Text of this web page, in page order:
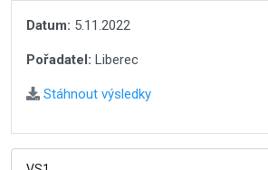
Datum: 5.11.2022
Pořadatel: Liberec
Stáhnout výsledky